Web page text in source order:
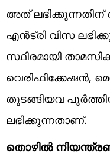
അത് ലഭിക്കുന്നതിന്
എന്‍ട്രി വിസ
സ്ഥിരമായി
വെരിഫിക്കേഷന്‍,
തുടങ്ങിയവ
ലഭിക്കുന്നതാണ്.
തൊഴില്‍